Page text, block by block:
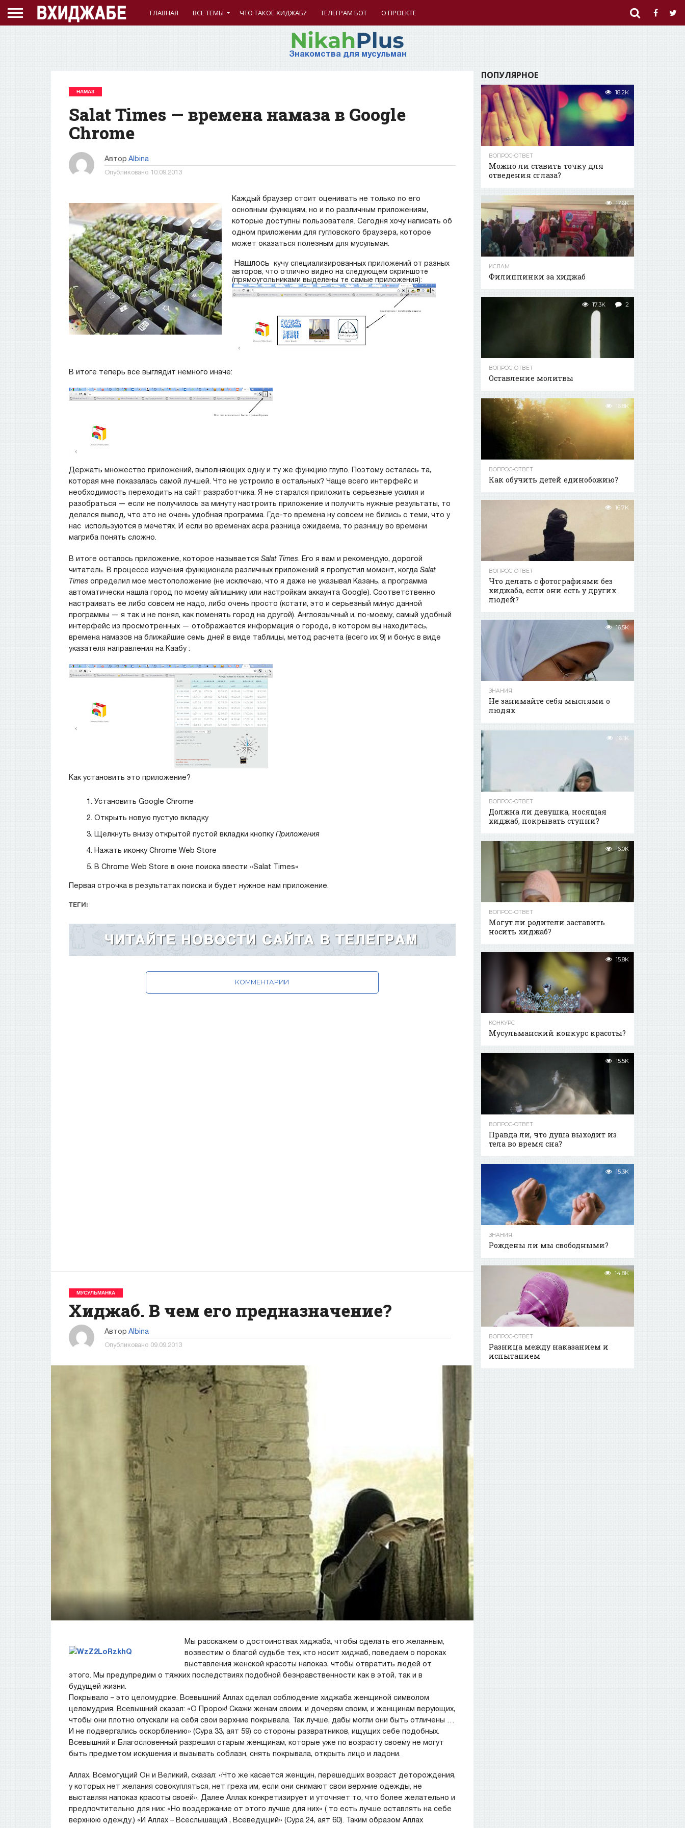
ГЛАВНАЯ ВСЕ ТЕМЫ ЧТО ТАКОЕ ХИДЖАБ? ТЕЛЕГРАМ БОТ О ПРОЕКТЕ
Знакомства для мусульман
НАМАЗ
Salat Times — времена намаза в Google
Chrome
Автор Albina
Опубликовано 10.09.2013
Каждый браузер стоит оценивать не только по его
основным функциям, но и по различным приложениям,
которые доступны пользователя. Сегодня хочу написать об
одном приложении для гугловского браузера, которое
может оказаться полезным для мусульман.
Нашлось кучу специализированных приложений от разных
авторов, что отлично видно на следующем скриншоте
(прямоугольниками выделены те самые приложения):
В итоге теперь все выглядит немного иначе:
Держать множество приложений, выполняющих одну и ту же функцию глупо. Поэтому осталась та,
которая мне показалась самой лучшей. Что не устроило в остальных? Чаще всего интерфейс и
необходимость переходить на сайт разработчика. Я не старался приложить серьезные усилия и
разобраться — если не получилось за минуту настроить приложение и получить нужные результаты, то
делался вывод, что это не очень удобная программа. Где-то времена ну совсем не бились с теми, что у
нас используются в мечетях. И если во временах асра разница ожидаема, то разницу во времени
магриба понять сложно.
В итоге осталось приложение, которое называется Salat Times. Его я вам и рекомендую, дорогой
читатель. В процессе изучения функционала различных приложений я пропустил момент, когда Salat
Timesопределил мое местоположение (не исключаю, что я даже не указывал Казань, а программа
автоматически нашла город по моему айпишнику или настройкам аккаунта Google). Соответственно
настраивать ее либо совсем не надо, либо очень просто (кстати, это и серьезный минус данной
программы — я так и не понял, как поменять город на другой). Англоязычный и, по-моему, самый удобный
интерфейс из просмотренных — отображается информация о городе, в котором вы находитесь,
времена намазов на ближайшие семь дней в виде таблицы, метод расчета (всего их 9) и бонус в виде
указателя направления на Каабу :
Как установить это приложение?
Установить Google Chrome
Открыть новую пустую вкладку
Щелкнуть внизу открытой пустой вкладки кнопку Приложения
Нажать иконку Chrome Web Store
В Chrome Web Store в окне поиска ввести «Salat Times»
Первая строчка в результатах поиска и будет нужное нам приложение.
ТЕГИ:
КОММЕНТАРИИ
МУСУЛЬМАНКА
Хиджаб. В чем его предназначение?
Автор Albina
Опубликовано 09.09.2013
Мы расскажем о достоинствах хиджаба, чтобы сделать его желанным,
возвестим о благой судьбе тех, кто носит хиджаб, поведаем о пороках
выставления женской красоты напоказ, чтобы отвратить людей от
этого. Мы предупредим о тяжких последствиях подобной безнравственности как в этой, так и в
будущей жизни.
Покрывало – это целомудрие. Всевышний Аллах сделал соблюдение хиджаба женщиной символом
целомудрия. Всевышний сказал: «О Пророк! Скажи женам своим, и дочерям своим, и женщинам верующих,
чтобы они плотно опускали нa себя свои верхние покрывала. Так лучше, дабы могли они быть отличены …
И не подвергались оскорблению» (Сура 33, аят 59) со стороны развратников, ищущих себе подобных.
Всевышний и Благословенный разрешил старым женщинам, которые уже по возрасту своему не могут
быть предметом искушения и вызывать соблазн, снять покрывала, открыть лицо и ладони.
Аллах, Всемогущий Он и Великий, сказал: «Что же касается женщин, перешедших возраст деторождения,
у которых нет желания совокупляться, нет греха им, если они снимают свои верхние одежды, не
выставляя напоказ красоты своей». Далее Аллах конкретизирует и уточняет то, что более желательно и
предпочтительно для них: «Но воздержание от этого лучше для них» ( то есть лучше оставлять на себе
верхнюю одежду.) «И Аллах – Всеслышащий , Всеведущий» (Сура 24, аят 60). Таким обрaзом Аллах
ПОПУЛЯРНОЕ
18.2K
ВОПРОС-ОТВЕТ
Можно ли ставить точку для
отведения сглаза?
17.6K
ИСЛАМ
Филиппинки за хиджаб
17.3K 2
ВОПРОС-ОТВЕТ
Оставление молитвы
16.8K
ВОПРОС-ОТВЕТ
Как обучить детей единобожию?
16.7K
ВОПРОС-ОТВЕТ
Что делать с фотографиями без
хиджаба, если они есть у других
людей?
16.5K
ЗНАНИЯ
Не занимайте себя мыслями о
людях
16.1K
ВОПРОС-ОТВЕТ
Должна ли девушка, носящая
хиджаб, покрывать ступни?
16.0K
ВОПРОС-ОТВЕТ
Могут ли родители заставить
носить хиджаб?
15.8K
КОНКУРС
Мусульманский конкурс красоты?
15.5K
ВОПРОС-ОТВЕТ
Правда ли, что душа выходит из
тела во время сна?
15.3K
ЗНАНИЯ
Рождены ли мы свободными?
14.8K
ВОПРОС-ОТВЕТ
Разница между наказанием и
испытанием